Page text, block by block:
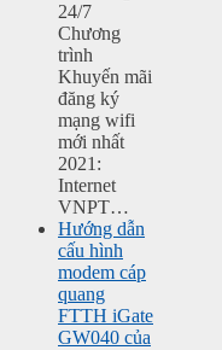
24/7
Chương
trình
Khuyến mãi
đăng ký
mạng wifi
mới nhất
2021:
Internet
VNPT…
Hướng dẫn
cấu hình
modem cáp
quang
FTTH iGate
GW040 của